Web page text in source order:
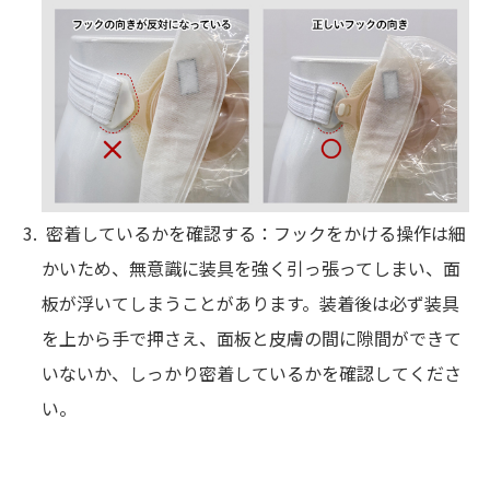
密着しているかを確認する：フックをかける操作は細
かいため、無意識に装具を強く引っ張ってしまい、面
板が浮いてしまうことがあります。装着後は必ず装具
を上から手で押さえ、面板と皮膚の間に隙間ができて
いないか、しっかり密着しているかを確認してくださ
い。